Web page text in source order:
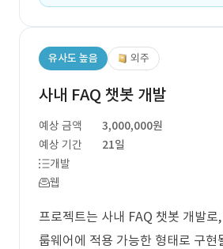
유사도 높음 외주
사내 FAQ 챗봇 개발
예상 금액
3,000,000원
예상 기간
21일
개발
웹
프로젝트는 사내 FAQ 챗봇 개발로
룹웨어에 적용 가능한 형태로 구현